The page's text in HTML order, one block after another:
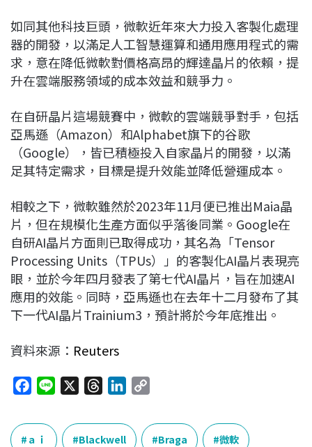
如同其他科技巨頭，微軟近年來大力投入客製化處理
器的開發，以滿足人工智慧運算和通用應用程式的需
求，意在降低微軟對價格高昂的輝達晶片的依賴，提
升在雲端服務領域的成本效益和競爭力。
在自研晶片這場競賽中，微軟的雲端競爭對手，包括
亞馬遜（Amazon）和Alphabet旗下的谷歌
（Google），皆已積極投入自家晶片的開發，以滿
足其特定需求，目標是提升效能並降低營運成本。
相較之下，微軟雖然於2023年11月便已推出Maia晶
片，但在規模化生產方面似乎落後同業。Google在
自研AI晶片方面則已取得成功，其名為「Tensor
Processing Units（TPUs）」的客製化AI晶片表現亮
眼，並於今年四月發表了第七代AI晶片，旨在加速AI
應用的效能。同時，亞馬遜也在去年十二月發布了其
下一代AI晶片Trainium3，預計將於今年底推出。
資料來源： Reuters
c
e
e
r
e
n
p
y
ａｉ Blackwell Braga 微軟